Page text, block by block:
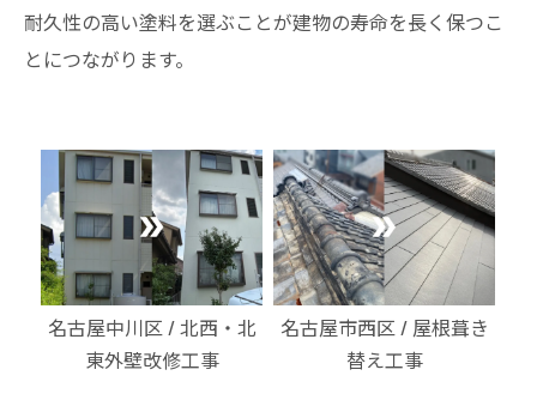
耐久性の高い塗料を選ぶことが建物の寿命を長く保つこ
とにつながります。
名古屋市西区 / 屋根葺き
替え工事
名古屋市熱田区 / 外壁リ
フォーム工事